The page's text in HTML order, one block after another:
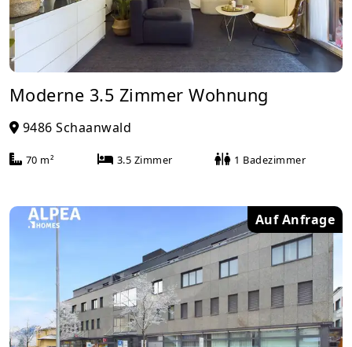
Moderne 3.5 Zimmer Wohnung
9486 Schaanwald
70 m² 3.5 Zimmer 1 Badezimmer
Auf Anfrage